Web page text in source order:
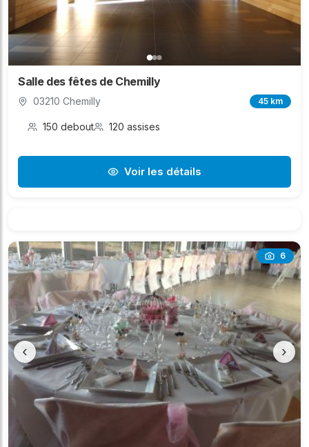
Salle des fêtes de Chemilly
03210 Chemilly 45 km
150 debout 120 assises
Voir les détails
6
‹ ›